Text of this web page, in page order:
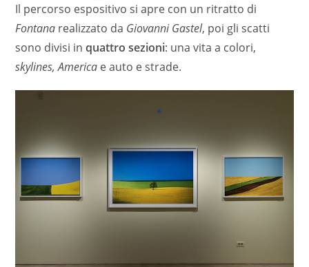
Il percorso espositivo si apre con un ritratto di
Fontana realizzato da Giovanni Gastel, poi gli scatti
sono divisi inquattro sezioni: una vita a colori,
skylines, America e auto e strade.